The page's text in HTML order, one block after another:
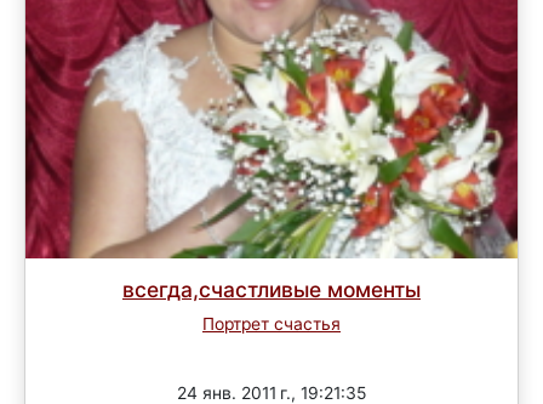
всегда,счастливые моменты
Портрет счастья
24 янв. 2011 г., 19:21:35